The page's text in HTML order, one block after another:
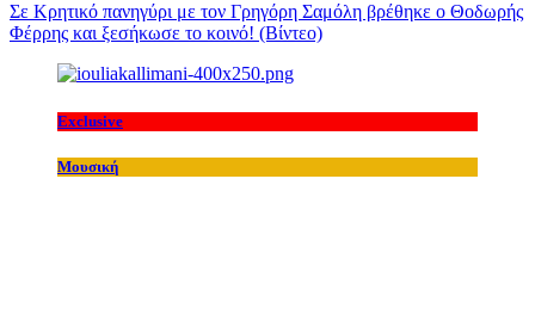
Σε Κρητικό πανηγύρι με τον Γρηγόρη Σαμόλη βρέθηκε ο Θοδωρής
Φέρρης και ξεσήκωσε το κοινό! (Βίντεο)
Exclusive
Μουσική